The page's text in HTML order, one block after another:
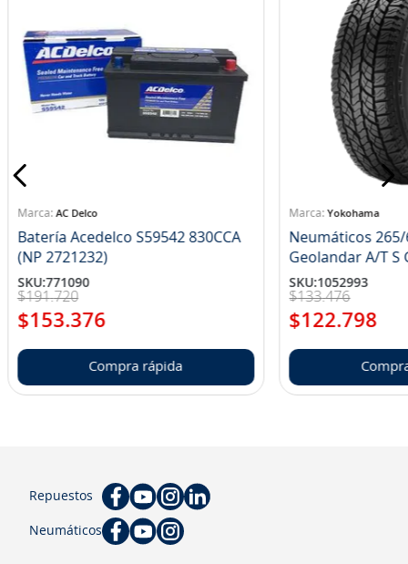
AC Delco
Batería Acedelco S59542 830CCA
(NP 2721232)
SKU:771090
$191.720
$153.376
Compra rápida
Yokohama
Neumáticos 265/
SKU:1052993
$133.476
$122.798
Repuestos
Neumáticos